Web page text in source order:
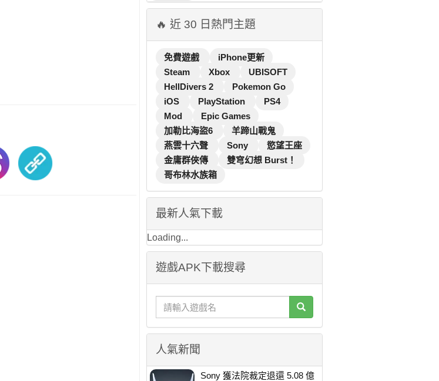
🔥 近 30 日熱門主題
免費遊戲
iPhone更新
Steam
Xbox
UBISOFT
HellDivers 2
Pokemon Go
iOS
PlayStation
PS4
Mod
Epic Games
加勒比海盜6
羊蹄山戰鬼
燕雲十六聲
Sony
慾望王座
金庸群俠傳
雙穹幻想 Burst！
哥布林水族箱
最新人氣下載
Loading...
遊戲APK下載搜尋
人氣新聞
Sony 獲法院裁定退還 5.08 億